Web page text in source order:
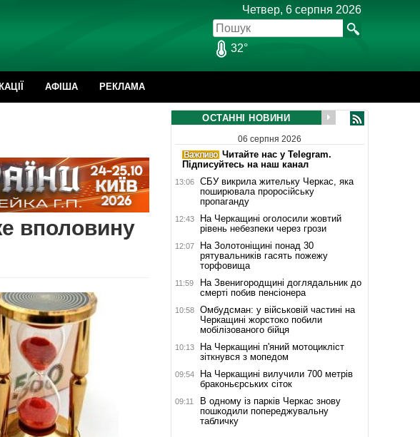
Четвер, 6 серпня 2026
32°
АФІША РЕКЛАМА
вполовину
ОСТАННІ НОВИНИ
06 серпня 2026
Читайте нас у Telegram.
Підписуйтесь на наш канал
13:06
СБУ викрила жительку Черкас, яка
поширювала проросійську
пропаганду
12:43
На Черкащині оголосили жовтий
рівень небезпеки через грози
12:07
На Золотоніщині понад 30
рятувальників гасять пожежу
торфовища
11:59
На Звенигородщині доглядальник до
смерті побив пенсіонера
10:58
Омбудсман: у військовій частині на
Черкащині жорстоко побили
мобілізованого бійця
10:13
На Черкащині п'яний мотоцикліст
зіткнувся з мопедом
09:54
На Черкащині вилучили 700 метрів
браконьєрських сіток
09:11
В одному із парків Черкас знову
пошкодили попереджувальну
табличку